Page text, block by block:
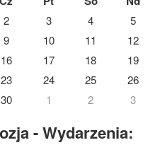
2 3 4
5
9 10 11
12
16 17 18
19
23 24 25
26
30 1 2 3
- Wydarzenia: